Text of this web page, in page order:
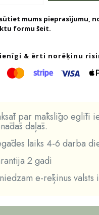
mums pieprasījumu,
formu šeit.
& ērti norēķinu
par mākslīgo eglīti
daļās.
laiks 4-6 darba
2 gadi
e-rēķinus valsts